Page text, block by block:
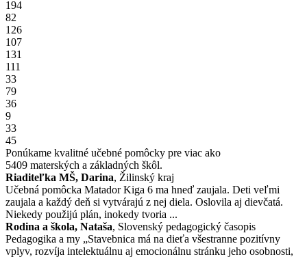
194
82
126
107
131
111
33
79
36
9
33
45
Ponúkame kvalitné učebné pomôcky pre viac ako
5409 materských a základných škôl.
Riaditeľka MŠ, Darina, Žilinský kraj
Učebná pomôcka Matador Kiga 6 ma hneď zaujala. Deti veľmi
zaujala a každý deň si vytvárajú z nej diela. Oslovila aj dievčatá.
Niekedy použijú plán, inokedy tvoria ...
Rodina a škola, Nataša, Slovenský pedagogický časopis
Pedagogika a my „Stavebnica má na dieťa všestranne pozitívny
vplyv, rozvíja intelektuálnu aj emocionálnu stránku jeho osobnosti,